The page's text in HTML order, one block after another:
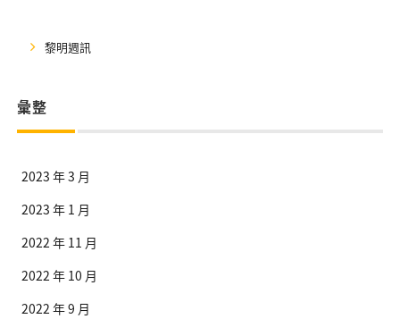
黎明週訊
彙整
2023 年 3 月
2023 年 1 月
2022 年 11 月
2022 年 10 月
2022 年 9 月